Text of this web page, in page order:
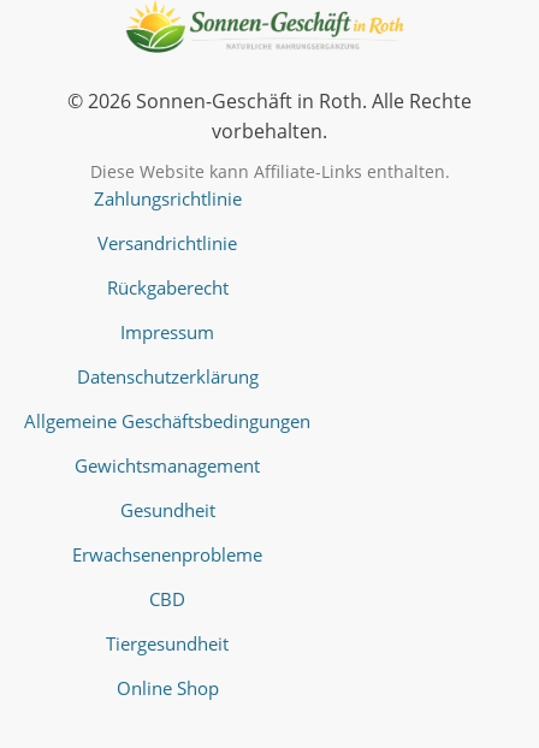
© 2026 Sonnen-Geschäft in Roth. Alle Rechte
vorbehalten.
Diese Website kann Affiliate-Links enthalten.
Zahlungsrichtlinie
Versandrichtlinie
Rückgaberecht
Impressum
Datenschutzerklärung
Allgemeine Geschäftsbedingungen
Gewichtsmanagement
Gesundheit
Erwachsenenprobleme
CBD
Tiergesundheit
Online Shop